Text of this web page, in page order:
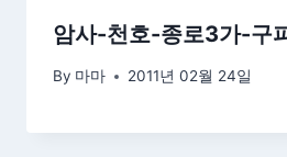
암사-천호-종로3가-구
By 마마 2011년 02월 24일